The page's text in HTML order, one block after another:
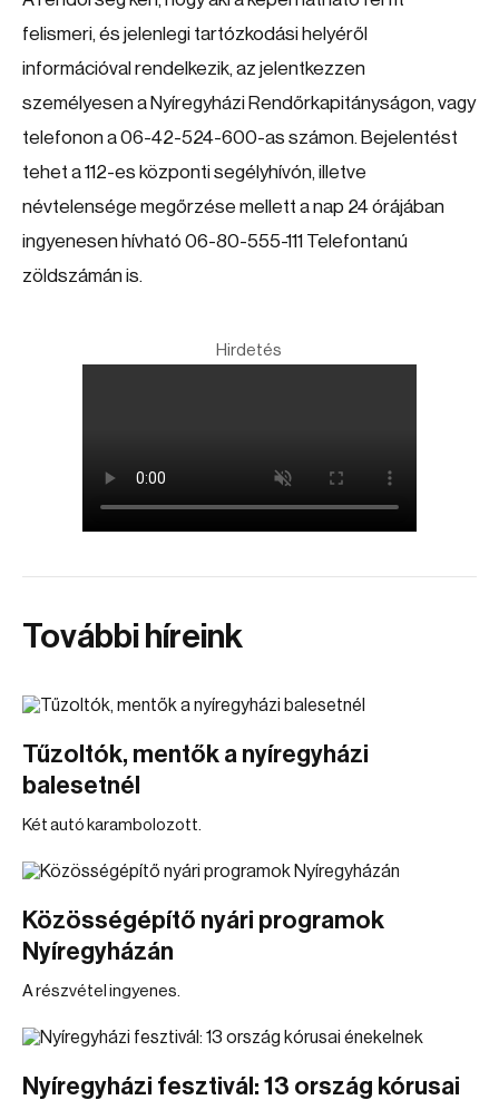
felismeri, és jelenlegi tartózkodási helyéről
információval rendelkezik, az jelentkezzen
személyesen a Nyíregyházi Rendőrkapitányságon, vagy
telefonon a 06-42-524-600-as számon. Bejelentést
tehet a 112-es központi segélyhívón, illetve
névtelensége megőrzése mellett a nap 24 órájában
ingyenesen hívható 06-80-555-111 Telefontanú
zöldszámán is.
Hirdetés
További híreink
Tűzoltók, mentők a nyíregyházi
balesetnél
Két autó karambolozott.
Közösségépítő nyári programok
Nyíregyházán
A részvétel ingyenes.
Nyíregyházi fesztivál: 13 ország kórusai